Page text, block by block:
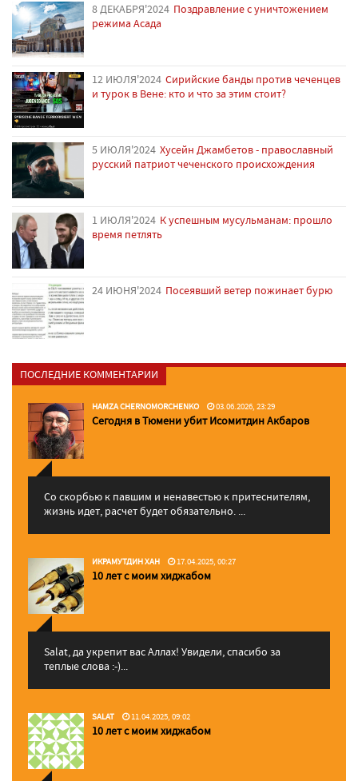
8 ДЕКАБРЯ'2024 Поздравление с уничтожением
режима Асада
12 ИЮЛЯ'2024 Сирийские банды против чеченцев
и турок в Вене: кто и что за этим стоит?
5 ИЮЛЯ'2024 Хусейн Джамбетов - православный
русский патриот чеченского происхождения
1 ИЮЛЯ'2024 К успешным мусульманам: прошло
время петлять
24 ИЮНЯ'2024 Посеявший ветер пожинает бурю
ПОСЛЕДНИЕ КОММЕНТАРИИ
HAMZA CHERNOMORCHENKO 03.06.2026, 23:29
Сегодня в Тюмени убит Исомитдин Акбаров
Со скорбью к павшим и ненавестью к притеснителям,
жизнь идет, расчет будет обязательно. ...
ИКРАМУТДИН ХАН 17.04.2025, 00:27
10 лет с моим хиджабом
Salat, да укрепит вас Аллаx! Увидели, спасибо за
теплые слова :-)...
SALAT 11.04.2025, 09:02
10 лет с моим хиджабом